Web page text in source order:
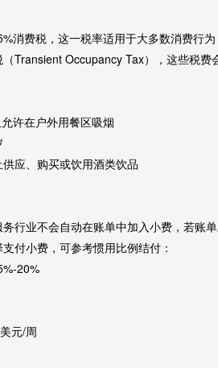
消费税，这一税率适用于大多数消费行
Transient Occupancy Tax），这些税费
许在户外用餐区吸烟
应、购买或饮用酒类饮品
行业不会自动在账单中加入小费，若账
付小费，可参考惯用比例结付：
20%
元/周